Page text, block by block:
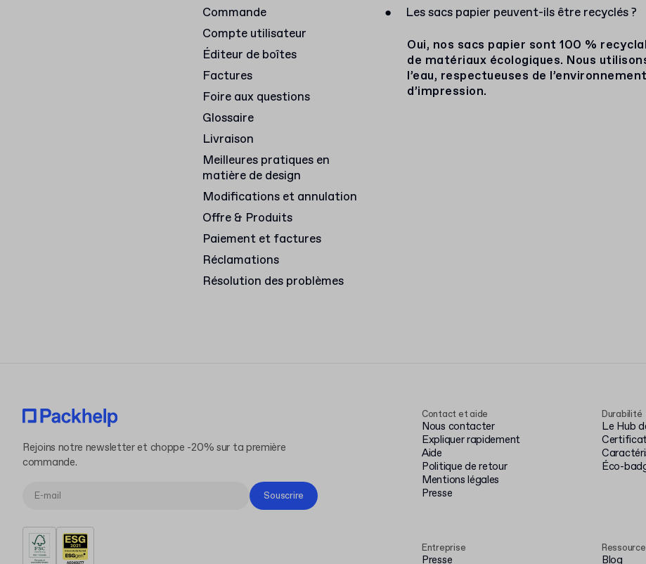
Commande
Compte utilisateur
Éditeur de boîtes
Factures
Foire aux questions
Glossaire
Livraison
Meilleures pratiques en
matière de design
Modifications et annulation
Offre & Produits
Paiement et factures
Réclamations
Résolution des problèmes
●
Les sacs papier peuvent-ils être recyclés ?
Oui, nos sacs papier sont 100 %
de matériaux écologiques. Nous
l’eau, respectueuses de
d’impression.
Contact et aide
Nous contacter
Expliquer rapidement
Aide
Politique de retour
Mentions légales
Presse
Entreprise
Presse
Durabilité
Le Hub
Éco-
Blog
Rejoins notre newsletter et choppe -20% sur ta première
commande.
Souscrire